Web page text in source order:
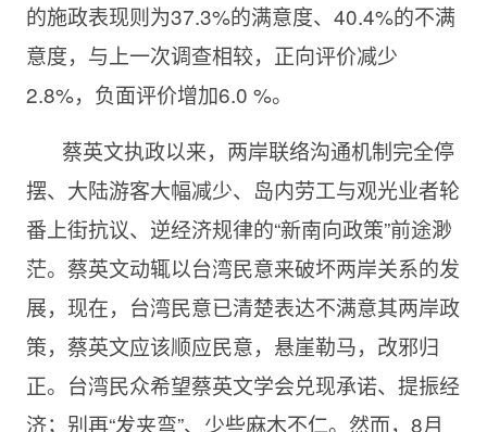
的施政表现则为37.3%的满意度、40.4%的不满
意度，与上一次调查相较，正向评价减少
2.8%，负面评价增加6.0 %。
蔡英文执政以来，两岸联络沟通机制完全停
摆、大陆游客大幅减少、岛内劳工与观光业者轮
番上街抗议、逆经济规律的“新南向政策”前途渺
茫。蔡英文动辄以台湾民意来破坏两岸关系的发
展，现在，台湾民意已清楚表达不满意其两岸政
策，蔡英文应该顺应民意，悬崖勒马，改邪归
正。台湾民众希望蔡英文学会兑现承诺、提振经
济；别再“发夹弯”、少些麻木不仁。然而， 8月